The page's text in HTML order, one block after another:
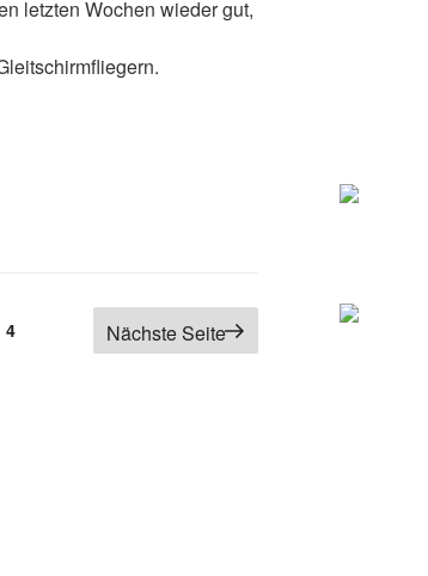
letzten Wochen wieder gut,
Seite
4 Nächste Seite